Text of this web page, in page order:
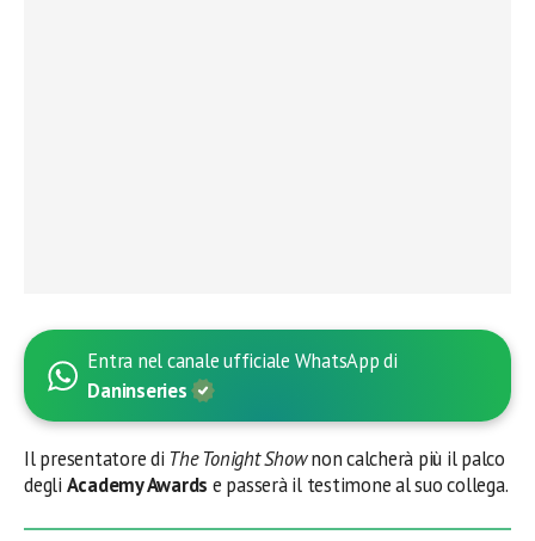
Entra nel canale ufficiale WhatsApp di
Daninseries
Il presentatore di The Tonight Shownon calcherà più il palco
degli Academy Awards e passerà il testimone al suo collega.